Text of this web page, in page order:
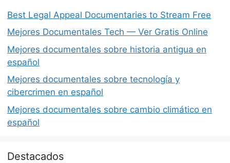
Best Legal Appeal Documentaries to Stream Free
Mejores Documentales Tech — Ver Gratis Online
Mejores documentales sobre historia antigua en
español
Mejores documentales sobre tecnología y
cibercrimen en español
Mejores documentales sobre cambio climático en
español
Destacados